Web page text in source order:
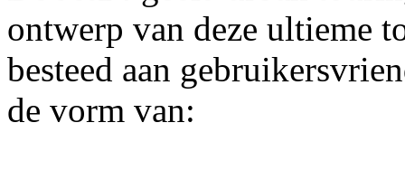
ontwerp van deze ultieme
besteed aan
de vorm van: